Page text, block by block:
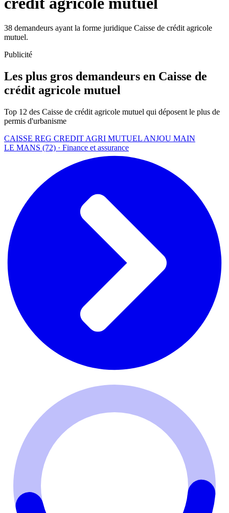
38 demandeurs ayant la forme juridique Caisse de crédit agricole
mutuel.
Publicité
Les plus gros demandeurs en Caisse de
crédit agricole mutuel
Top 12 des Caisse de crédit agricole mutuel qui déposent le plus de
permis d'urbanisme
CAISSE REG CREDIT AGRI MUTUEL ANJOU MAIN
LE MANS (72) · Finance et assurance